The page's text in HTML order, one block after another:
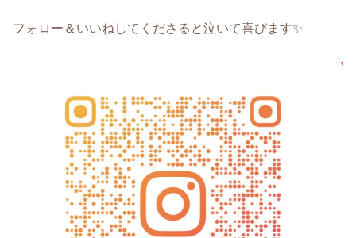
フォロー＆いいねしてくださると泣いて喜びます✨